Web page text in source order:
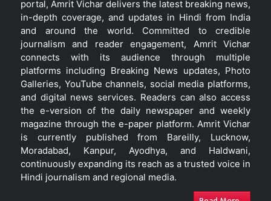
portal, Amrit Vichar delivers the latest breaking news,
in-depth coverage, and updates in Hindi from India
and around the world. Committed to credible
journalism and reader engagement, Amrit Vichar
connects with its audience through multiple
platforms including Breaking News updates, Photo
Galleries, YouTube channels, social media platforms,
and digital news services. Readers can also access
the e-version of the daily newspaper and weekly
magazine through the e-paper platform. Amrit Vichar
is currently published from Bareilly, Lucknow,
Moradabad, Kanpur, Ayodhya, and Haldwani,
continuously expanding its reach as a trusted voice in
Hindi journalism and regional media.